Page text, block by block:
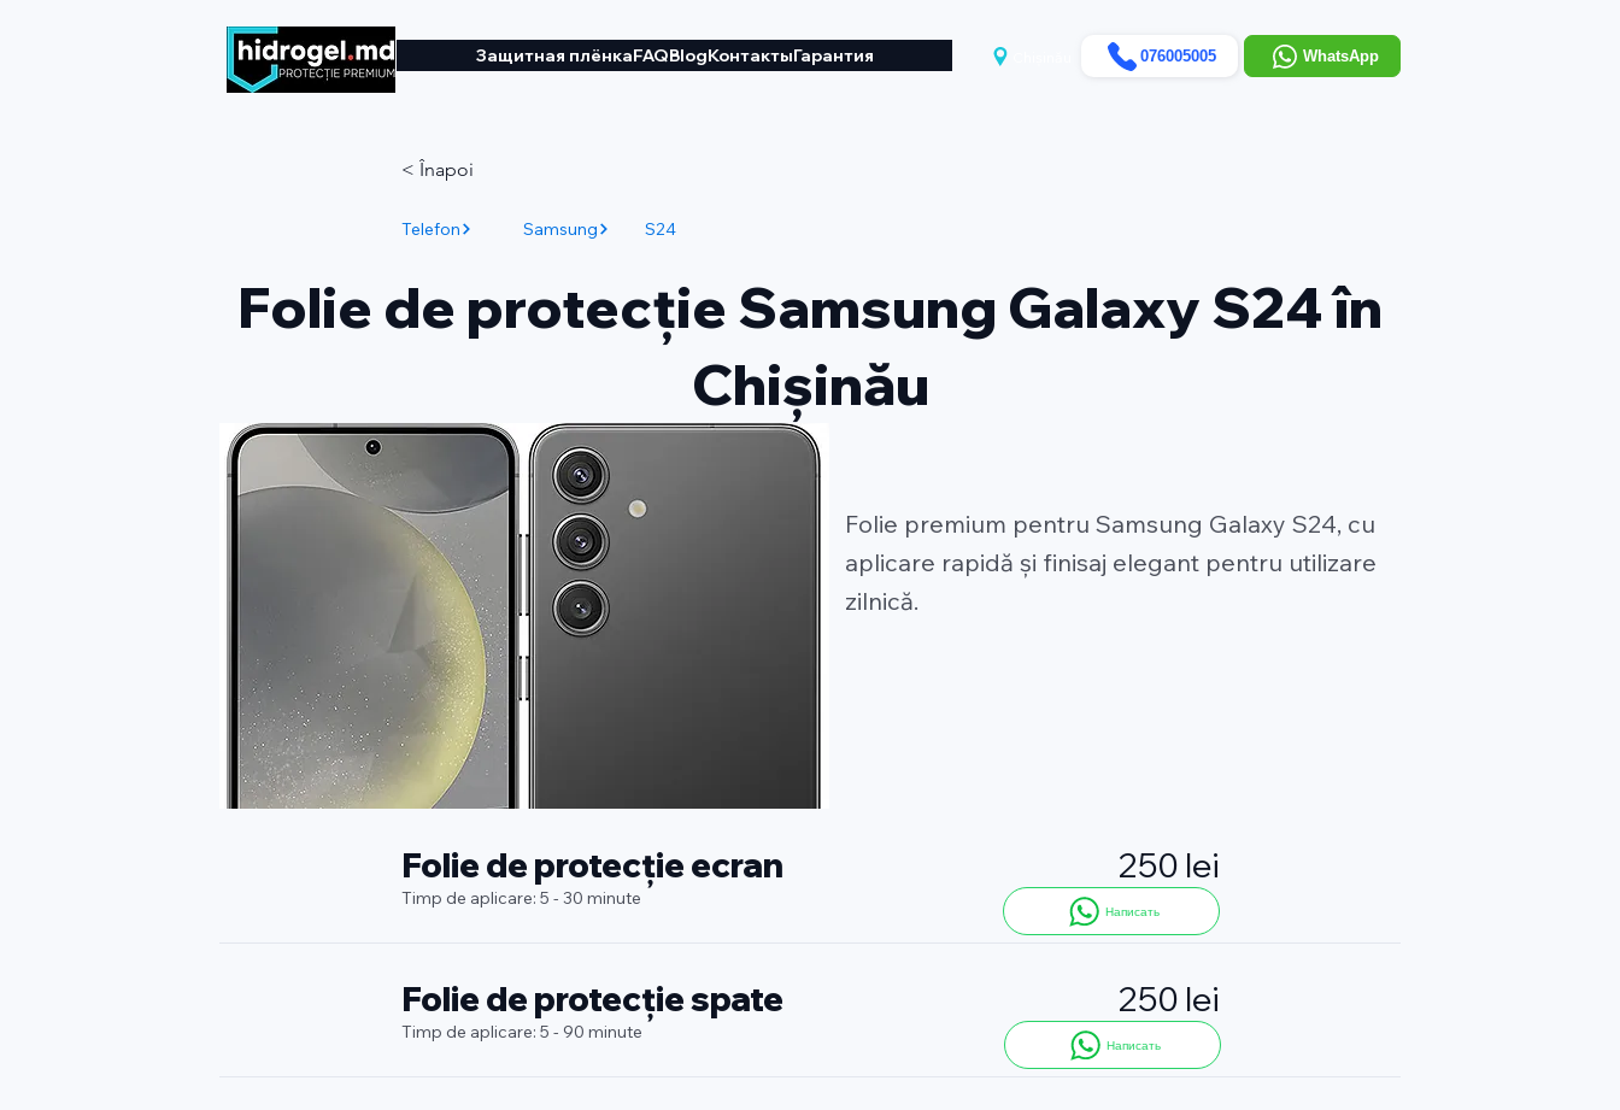
Защитная плёнкаFAQBlogКонтактыГарантия 076005005 WhatsApp
< Înapoi
Telefon Samsung S24
Folie de protecție Samsung Galaxy S24 în
Chișinău
Folie premium pentru Samsung Galaxy S24, cu
aplicare rapidă și finisaj elegant pentru utilizare
zilnică.
250 lei
Folie de protecție ecran
Timp de aplicare: 5 - 30 minute
Написать
250 lei
Folie de protecție spate
Timp de aplicare: 5 - 90 minute
Написать